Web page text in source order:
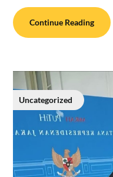
Continue Reading
Uncategorized